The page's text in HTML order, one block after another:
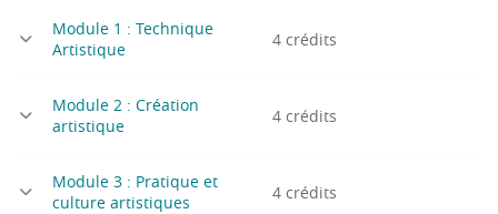
Module 1 : Technique
Artistique
4 crédits
Module 2 : Création
artistique
4 crédits
Module 3 : Pratique et
culture artistiques
4 crédits